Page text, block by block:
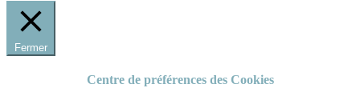
Fermer
Centre de préférences des Cookies